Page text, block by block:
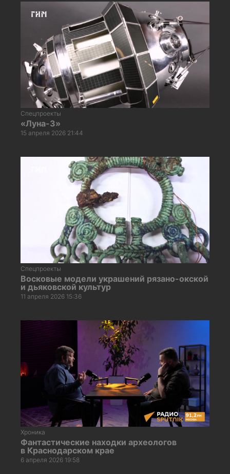
Спецпроекты
«Луна-3»
15 апреля 2026 21:44
Спецпроекты
Восковые модели украшений рязано-окской
и дьяковской культур
11 апреля 2026 15:36
Хроника
Фантастические находки археологов
в Краснодарском крае
6 апреля 2026 19:58